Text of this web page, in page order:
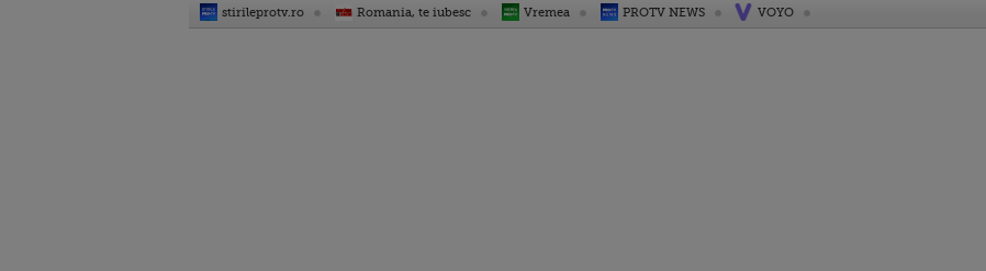
stirileprotv.ro Romania, te iubesc Vremea PROTV NEWS VOYO